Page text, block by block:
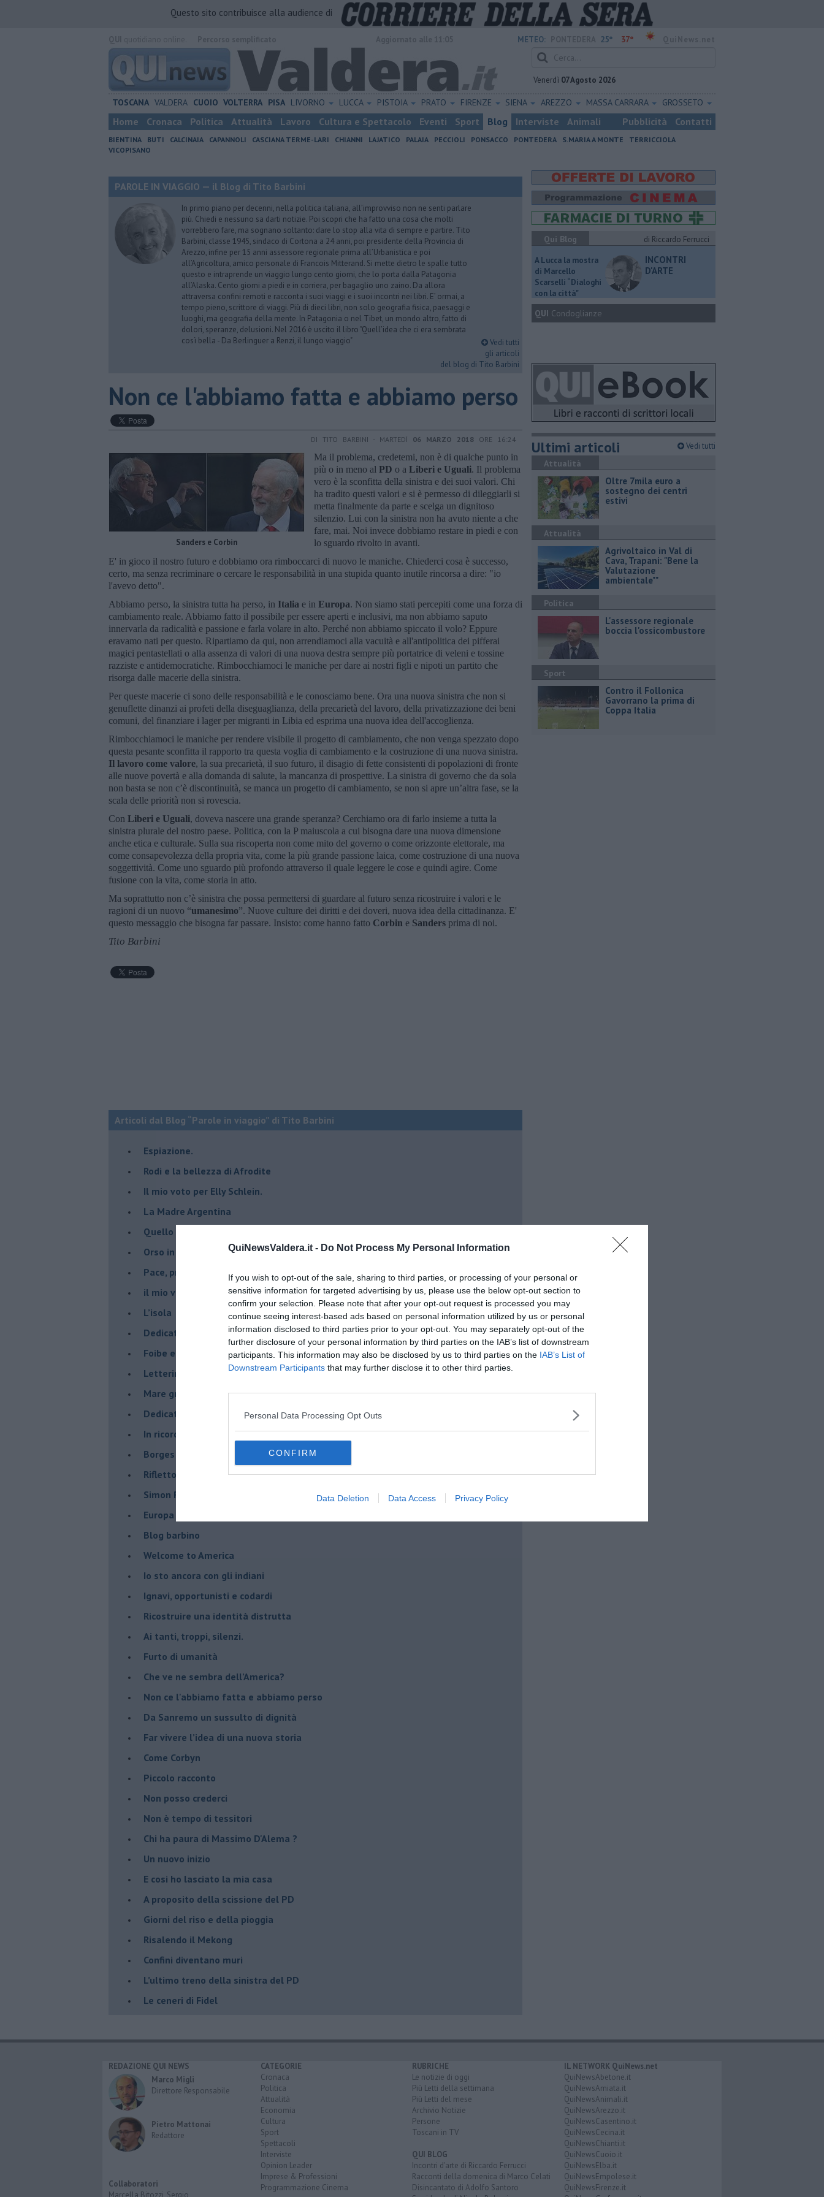
QuiNewsValdera.it - Do Not Process My Personal Information
If you wish to opt-out of the sale, sharing to third parties, or processing of your personal or
sensitive information for targeted advertising by us, please use the below opt-out section to
confirm your selection. Please note that after your opt-out request is processed you may
continue seeing interest-based ads based on personal information utilized by us or personal
information disclosed to third parties prior to your opt-out. You may separately opt-out of the
further disclosure of your personal information by third parties on the IAB’s list of downstream
participants. This information may also be disclosed by us to third parties on the IAB’s List of
Downstream Participants that may further disclose it to other third parties.
Personal Data Processing Opt Outs
CONFIRM
Data Deletion Data Access Privacy Policy
Questo sito contribuisce alla audience di
METEO: 25° 37°
Venerdì 07 Agosto 2026
TOSCANA VALDERA CUOIO VOLTERRA PISA LIVORNO LUCCA PISTOIA PRATO FIRENZE SIENA AREZZO MASSA CARRARA GROSSETO
Home Cronaca Politica Attualità Lavoro Cultura e Spettacolo Eventi Sport Blog Interviste Animali Pubblicità Contatti
BIENTINA BUTI CALCINAIA CAPANNOLI CASCIANA TERME-LARI CHIANNI LAJATICO PALAIA PECCIOLI PONSACCO PONTEDERA S.MARIA A MONTE
TERRICCIOLA
VICOPISANO
PAROLE IN VIAGGIO — il Blog di Tito Barbini
In primo piano per decenni, nella politica italiana, all’improvviso non ne senti parlare
più. Chiedi e nessuno sa darti notizie. Poi scopri che ha fatto una cosa che molti
vorrebbero fare, ma sognano soltanto: dare lo stop alla vita di sempre e partire. Tito
Barbini, classe 1945, sindaco di Cortona a 24 anni, poi presidente della Provincia di
Arezzo, infine per 15 anni assessore regionale prima all’Urbanistica e poi
all’Agricoltura, amico personale di Francois Mitterand. Si mette dietro le spalle tutto
questo e intraprende un viaggio lungo cento giorni, che lo porta dalla Patagonia
all’Alaska. Cento giorni a piedi e in corriera, per bagaglio uno zaino. Da allora
attraversa confini remoti e racconta i suoi viaggi e i suoi incontri nei libri. E’ ormai, a
tempo pieno, scrittore di viaggi. Più di dieci libri, non solo geografia fisica, paesaggi e
luoghi, ma geografia della mente. In Patagonia o nel Tibet, un mondo altro, fatto di
dolori, speranze, delusioni. Nel 2016 è uscito il libro "Quell’idea che ci era sembrata
così bella - Da Berlinguer a Renzi, il lungo viaggio"
Vedi tutti
gli articoli
del blog di Tito Barbini
Non ce l'abbiamo fatta e abbiamo perso
DI TITO BARBINI - MARTEDÌ 06 MARZO 2018 ORE 16:24
Sanders e Corbin
Ma il problema, credetemi, non è di qualche punto in
più o in meno al PD o a Liberi e Uguali. Il problema
vero è la sconfitta della sinistra e dei suoi valori. Chi
ha tradito questi valori e si è permesso di dileggiarli si
metta finalmente da parte e scelga un dignitoso
silenzio. Lui con la sinistra non ha avuto niente a che
fare, mai. Noi invece dobbiamo restare in piedi e con
lo sguardo rivolto in avanti.
E' in gioco il nostro futuro e dobbiamo ora rimboccarci di nuovo le maniche. Chiederci cosa è successo,
certo, ma senza recriminare o cercare le responsabilità in una stupida quanto inutile rincorsa a dire: "io
l'avevo detto".
Abbiamo perso, la sinistra tutta ha perso, in Italia e in Europa. Non siamo stati percepiti come una forza di
cambiamento reale. Abbiamo fatto il possibile per essere aperti e inclusivi, ma non abbiamo saputo
innervarla da radicalità e passione e farla volare in alto. Perché non abbiamo spiccato il volo? Eppure
eravamo nati per questo. Ripartiamo da qui, non arrendiamoci alla vacuità e all'antipolitica dei pifferai
magici pentastellati o alla assenza di valori di una nuova destra sempre più portatrice di veleni e tossine
razziste e antidemocratiche. Rimbocchiamoci le maniche per dare ai nostri figli e nipoti un partito che
risorga dalle macerie della sinistra.
Per queste macerie ci sono delle responsabilità e le conosciamo bene. Ora una nuova sinistra che non si
genuflette dinanzi ai profeti della diseguaglianza, della precarietà del lavoro, della privatizzazione dei beni
comuni, del finanziare i lager per migranti in Libia ed esprima una nuova idea dell'accoglienza.
Rimbocchiamoci le maniche per rendere visibile il progetto di cambiamento, che non venga spezzato dopo
questa pesante sconfitta il rapporto tra questa voglia di cambiamento e la costruzione di una nuova sinistra.
Il lavoro come valore, la sua precarietà, il suo futuro, il disagio di fette consistenti di popolazioni di fronte
alle nuove povertà e alla domanda di salute, la mancanza di prospettive. La sinistra di governo che da sola
non basta se non c’è discontinuità, se manca un progetto di cambiamento, se non si apre un’altra fase, se la
scala delle priorità non si rovescia.
Con Liberi e Uguali, doveva nascere una grande speranza? Cerchiamo ora di farlo insieme a tutta la
sinistra plurale del nostro paese. Politica, con la P maiuscola a cui bisogna dare una nuova dimensione
anche etica e culturale. Sulla sua riscoperta non come mito del governo o come orizzonte elettorale, ma
come consapevolezza della propria vita, come la più grande passione laica, come costruzione di una nuova
soggettività. Come uno sguardo più profondo attraverso il quale leggere le cose e quindi agire. Come
fusione con la vita, come storia in atto.
Ma soprattutto non c’è sinistra che possa permettersi di guardare al futuro senza ricostruire i valori e le
ragioni di un nuovo “umanesimo”. Nuove culture dei diritti e dei doveri, nuova idea della cittadinanza. E'
questo messaggio che bisogna far passare. Insisto: come hanno fatto Corbin e Sanders prima di noi.
Tito Barbini
Articoli dal Blog “Parole in viaggio” di Tito Barbini
Espiazione.
Rodi e la bellezza di Afrodite
​Il mio voto per Elly Schlein.
​La Madre Argentina
Quello che siamo diventati
Orso in piedi…
​Pace, prima di tutto
​il mio viaggio ad Auschwitz.
​L’isola
Dedicato ai giovani e ai monaci della Birmania
​Foibe e giornata dei ricordi
Letterina di Natale
Mare greco
​Dedicato a George Floyd
​In ricordo di un compagno.
Borges aveva capito
Riflettono fiori rossi
Simon Radowitzky
Europa vicina e lontana dal mio cuore
Blog barbino
Welcome to America
​Io sto ancora con gli indiani
​Ignavi, opportunisti e codardi
Ricostruire una identità distrutta
Ai tanti, troppi, silenzi.
​Furto di umanità
​Che ve ne sembra dell’America?
Non ce l'abbiamo fatta e abbiamo perso
​Da Sanremo un sussulto di dignità
Far vivere l’idea di una nuova storia
Come Corbyn
Piccolo racconto
Non posso crederci
Non è tempo di tessitori
Chi ha paura di Massimo D'Alema ?
Un nuovo inizio
​E cosi ho lasciato la mia casa
A proposito della scissione del PD
​Giorni del riso e della pioggia
Risalendo il Mekong
Confini diventano muri
L’ultimo treno della sinistra del PD
Le ceneri di Fidel
Qui Blog
di Riccardo Ferrucci
A Lucca la mostra
di Marcello
Scarselli “Dialoghi
con la città"
INCONTRI
D'ARTE
QUI Condoglianze
Ultimi articoli Vedi tutti
Attualità
Oltre 7mila euro a
sostegno dei centri
estivi
Attualità
Agrivoltaico in Val di
Cava, Trapani: "Bene la
Valutazione
ambientale""
Politica
L'assessore regionale
boccia l'ossicombustore
Sport
Contro il Follonica
Gavorrano la prima di
Coppa Italia
REDAZIONE QUI NEWS
Marco Migli
Direttore Responsabile
Pietro Mattonai
Redattore
Collaboratori
CATEGORIE
Cronaca
Politica
Attualità
Economia
Cultura
Sport
Spettacoli
Interviste
Opinion Leader
Imprese & Professioni
Programmazione Cinema
RUBRICHE
Le notizie di oggi
Più Letti della settimana
Più Letti del mese
Archivio Notizie
Persone
Toscani in TV
QUI BLOG
Incontri d'arte di Riccardo Ferrucci
Racconti della domenica di Marco Celati
Disincantato di Adolfo Santoro
IL NETWORK QuiNews.net
QuiNewsAbetone.it
QuiNewsAmiata.it
QuiNewsAnimali.it
QuiNewsArezzo.it
QuiNewsCasentino.it
QuiNewsCecina.it
QuiNewsChianti.it
QuiNewsCuoio.it
QuiNewsElba.it
QuiNewsEmpolese.it
QuiNewsFirenze.it